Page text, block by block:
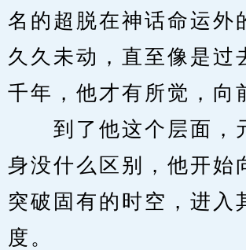
名的超脱在神话命运外
久久未动，直至像是过
千年，他才有所觉，向
到了他这个层面，
身没什么区别，他开始
突破固有的时空，进入
度。